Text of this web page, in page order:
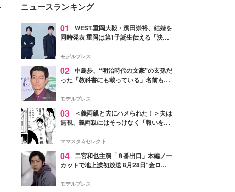
性を秘めた、革新的な「Water
Capturing Skin（ウォーターキャ
プチャリングスキン：捕水肌）」
技術を、花王が構築した。
ニュースランキング
01
WEST.重岡大毅・濱田崇裕、結婚を
同時発表 重岡は第1子誕生伝える「決し
【全文】
モデルプレス
02 中島歩、“明治時代の文豪”の玄孫だ
った「教科書にも載っている」名前も先
モデルプレス
03
＜義両親と夫にハメられた！＞夫は
無視、義両親にはそっけなく「報いを受
ママスタ☆セレクト
04 二宮和也主演「８番出口」本編ノー
カットで地上波初放送 8月28日“金ロ
モデルプレス